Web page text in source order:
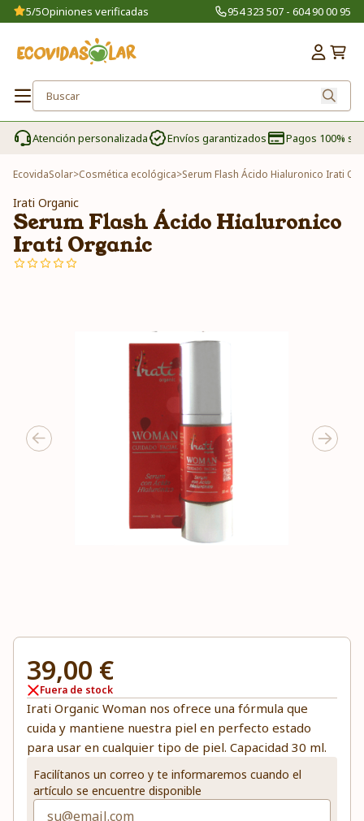
5/5Opiniones verificadas 954 323 507 - 604 90 00 95
Atención personalizada Envíos garantizados Pagos 100%
EcovidaSolar>Cosmética ecológica>Serum Flash Ácido Hialuronico Irati
Irati Organic
Serum Flash Ácido Hialuronico
Irati Organic
39,00 €
Fuera de stock
Irati Organic Woman nos ofrece una fórmula que
cuida y mantiene nuestra piel en perfecto estado
para usar en cualquier tipo de piel. Capacidad 30 ml.
Facilítanos un correo y te informaremos cuando el
artículo se encuentre disponible